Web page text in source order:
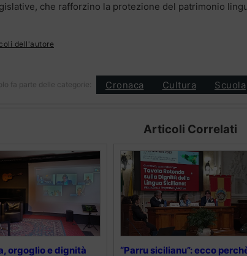
che rafforzino la protezione del patrimonio
dell'autore
fa parte delle categorie: Cronaca Cultura Scuola
Articoli Correlati
orgoglio e dignità “Parru sicilianu”: ecco